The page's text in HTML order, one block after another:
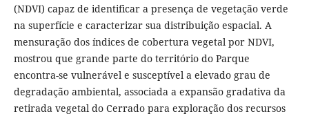
(NDVI) capaz de identificar a presença de vegetação verde
na superfície e caracterizar sua distribuição espacial. A
mensuração dos índices de cobertura vegetal por NDVI,
mostrou que grande parte do território do Parque
encontra-se vulnerável e susceptível a elevado grau de
degradação ambiental, associada a expansão gradativa da
retirada vegetal do Cerrado para exploração dos recursos